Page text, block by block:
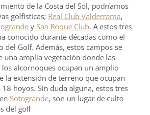
de la Costa del Sol, podríamos
golfísticas; Real Club Valderrama,
y San Roque Club. A estos tres
conocido durante décadas como el
del Golf. Además, estos campos se
una amplia vegetación donde las
alcornoques ocupan un amplio
la extensión de terreno que ocupan
18 hoyos. Sin duda alguna, estos tres
Sotogrande, son un lugar de culto
del golf